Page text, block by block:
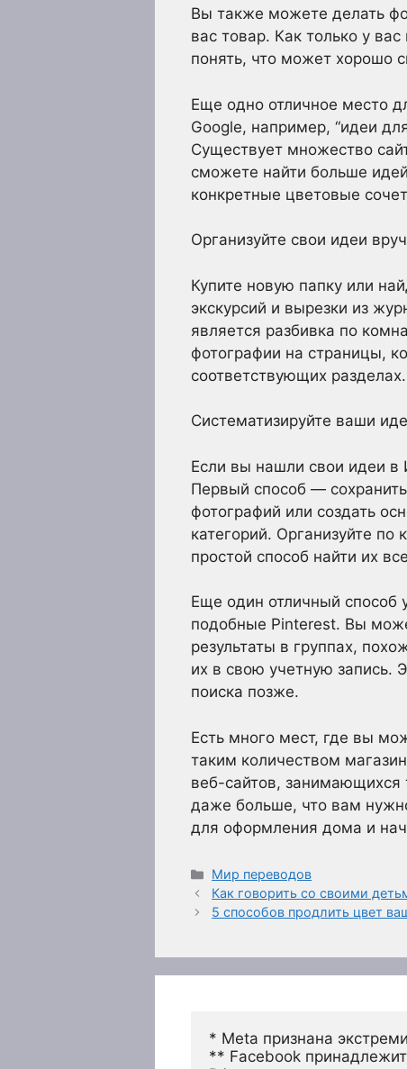
Вы также можете делать
вас товар. Как только у
понять, что может хорошо
Еще одно отличное место
Google, например, “идеи
Существует множество
сможете найти больше
конкретные цветовые
Организуйте свои идеи
Купите новую папку или
экскурсий и вырезки из
является разбивка по
фотографии на страницы,
соответствующих разделах.
Систематизируйте ваши
Если вы нашли свои идеи в
Первый способ —
фотографий или создать
категорий. Организуйте
простой способ найти их
Еще один отличный способ
подобные Pinterest. Вы
результаты в группах,
их в свою учетную запись.
поиска позже.
Есть много мест, где вы
таким количеством
веб-сайтов, занимающихся
даже больше, что вам
для оформления дома и
Рубрики
Мир переводов
Как говорить со своими
5 способов продлить цвет
* Meta признана
** Facebook